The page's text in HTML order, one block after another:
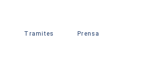
Tramites Prensa